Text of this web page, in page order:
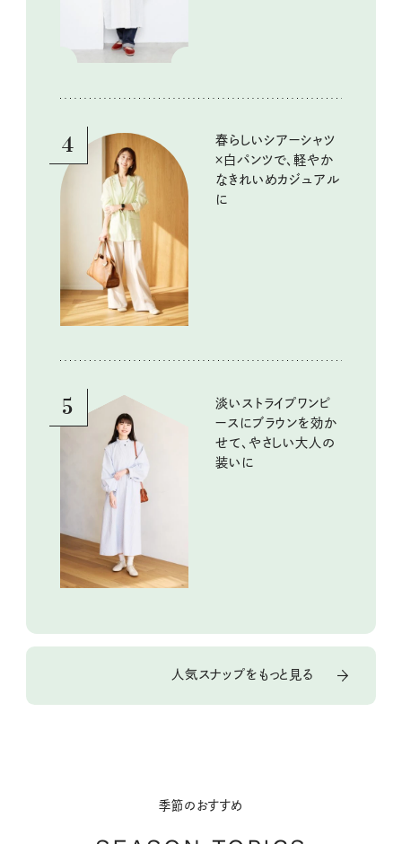
4
春らしいシアーシャツ
×白パンツで、軽やか
なきれいめカジュアル
に
5
淡いストライプワンピ
ースにブラウンを効か
せて、やさしい大人の
装いに
人気スナップをもっと見る
季節のおすすめ